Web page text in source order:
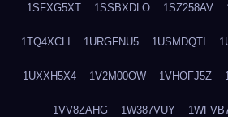
1SFXG5XT 1SSBXDLO 1SZ258AV
1TQ4XCLI 1URGFNU5 1USMDQTI
1UXXH5X4 1V2M00OW 1VHOFJ5Z
1VV8ZAHG 1W387VUY